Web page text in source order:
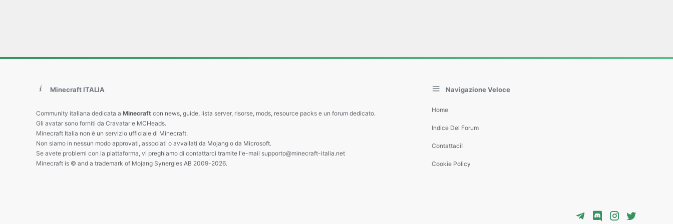
Minecraft ITALIA
Community italiana dedicata a Minecraft con news, guide, lista server, risorse, mods, resource packs e un forum dedicato.
Gli avatar sono forniti da Cravatar e MCHeads.
Minecraft Italia non è un servizio ufficiale di Minecraft.
Non siamo in nessun modo approvati, associati o avvallati da Mojang o da Microsoft.
Se avete problemi con la piattaforma, vi preghiamo di contattarci tramite l'e-mail supporto@minecraft-italia.net
Minecraft is © and a trademark of Mojang Synergies AB 2009-2026.
Navigazione Veloce
Home
Indice Del Forum
Contattaci!
Cookie Policy